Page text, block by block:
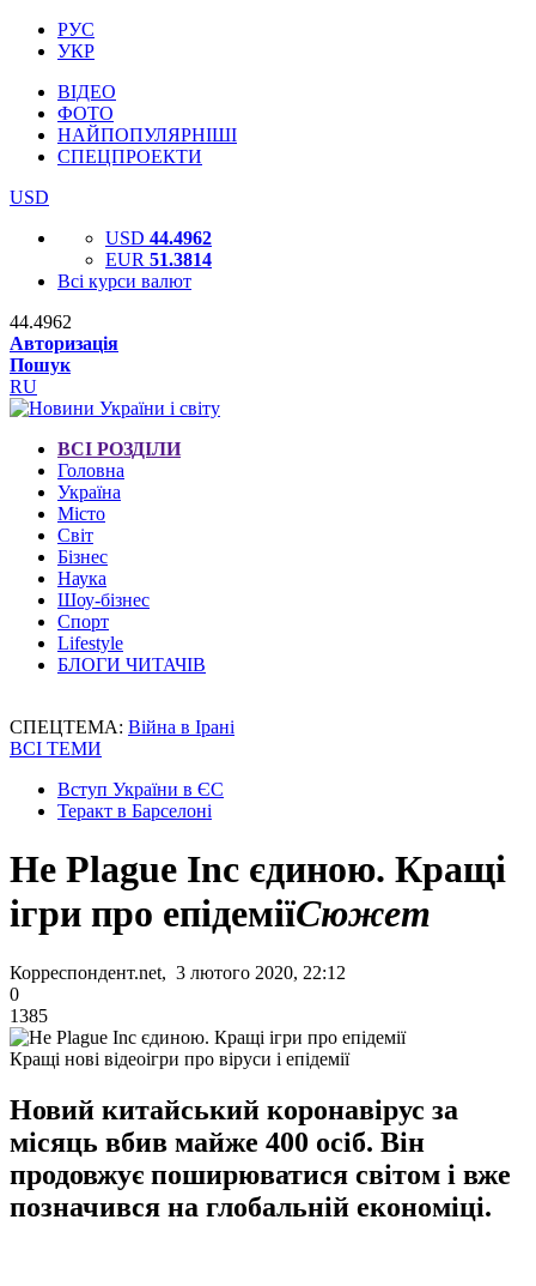
РУС
УКР
ВІДЕО
ФОТО
НАЙПОПУЛЯРНІШІ
СПЕЦПРОЕКТИ
USD
USD 44.4962
EUR 51.3814
Всі курси валют
44.4962
Авторизація
Пошук
RU
ВСІ РОЗДІЛИ
Головна
Україна
Місто
Світ
Бізнес
Наука
Шоу-бізнес
Спорт
Lifestyle
БЛОГИ ЧИТАЧІВ
СПЕЦТЕМА: Війна в Ірані
ВСІ ТЕМИ
Вступ України в ЄС
Теракт в Барселоні
Не Plague Inc єдиною. Кращі
ігри про епідеміїСюжет
Корреспондент.net, 3 лютого 2020, 22:12
0
1385
Кращі нові відеоігри про віруси і епідемії
Новий китайський коронавірус за
місяць вбив майже 400 осіб. Він
продовжує поширюватися світом і вже
позначився на глобальній економіці.